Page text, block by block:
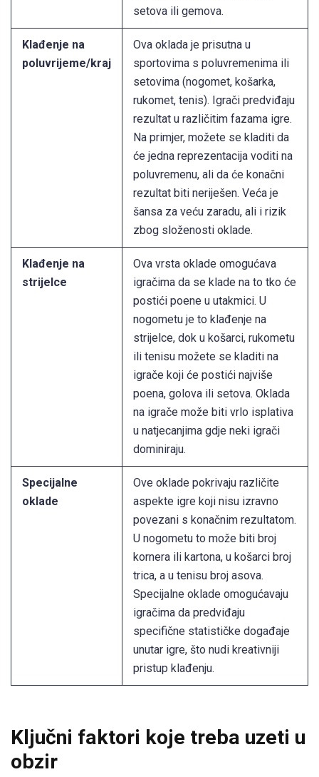
setova ili gemova.
Klađenje na
poluvrijeme/kraj
Ova oklada je prisutna u
sportovima s poluvremenima ili
setovima (nogomet, košarka,
rukomet, tenis). Igrači predviđaju
rezultat u različitim fazama igre.
Na primjer, možete se kladiti da
će jedna reprezentacija voditi na
poluvremenu, ali da će konačni
rezultat biti neriješen. Veća je
šansa za veću zaradu, ali i rizik
zbog složenosti oklade.
Klađenje na
strijelce
Ova vrsta oklade omogućava
igračima da se klade na to tko će
postići poene u utakmici. U
nogometu je to klađenje na
strijelce, dok u košarci, rukometu
ili tenisu možete se kladiti na
igrače koji će postići najviše
poena, golova ili setova. Oklada
na igrače može biti vrlo isplativa
u natjecanjima gdje neki igrači
dominiraju.
Specijalne
oklade
Ove oklade pokrivaju različite
aspekte igre koji nisu izravno
povezani s konačnim rezultatom.
U nogometu to može biti broj
kornera ili kartona, u košarci broj
trica, a u tenisu broj asova.
Specijalne oklade omogućavaju
igračima da predviđaju
specifične statističke događaje
unutar igre, što nudi kreativniji
pristup klađenju.
Ključni faktori koje treba uzeti u
obzir